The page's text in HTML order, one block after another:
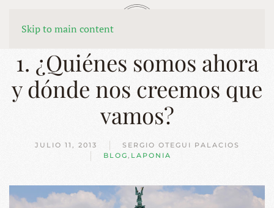
Skip to main content
MENÚ
1. ¿Quiénes somos ahora
y dónde nos creemos que
vamos?
JULIO 11, 2013
SERGIO OTEGUI PALACIOS
BLOG, LAPONIA